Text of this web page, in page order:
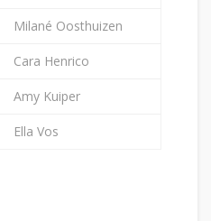
Milané Oosthuizen
Cara Henrico
Amy Kuiper
Ella Vos